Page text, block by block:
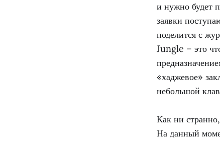
и нужно будет
заявки
поделится с
Jungle – это
«хаджевое»
небольшой
Как ни
На данный